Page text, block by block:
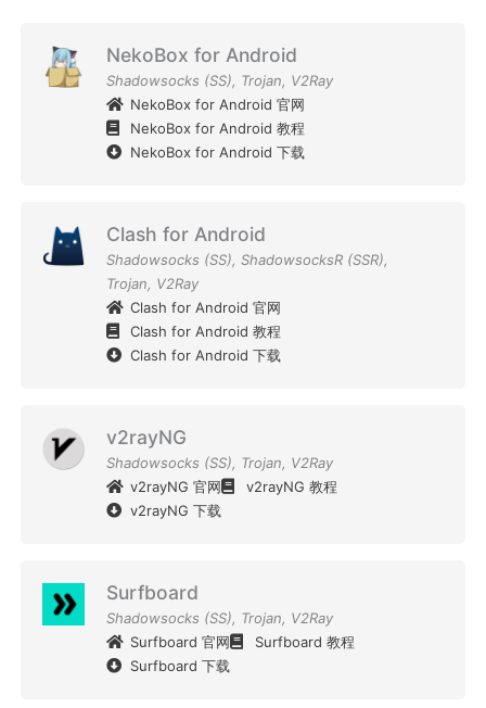
NekoBox for Android
Shadowsocks (SS), Trojan, V2Ray
NekoBox for Android 官网
NekoBox for Android 教程
NekoBox for Android 下载
Clash for Android
Shadowsocks (SS), ShadowsocksR (SSR),
Trojan, V2Ray
Clash for Android 官网
Clash for Android 教程
Clash for Android 下载
v2rayNG
Shadowsocks (SS), Trojan, V2Ray
v2rayNG 官网
v2rayNG 教程
v2rayNG 下载
Surfboard
Shadowsocks (SS), Trojan, V2Ray
Surfboard 官网
Surfboard 教程
Surfboard 下载